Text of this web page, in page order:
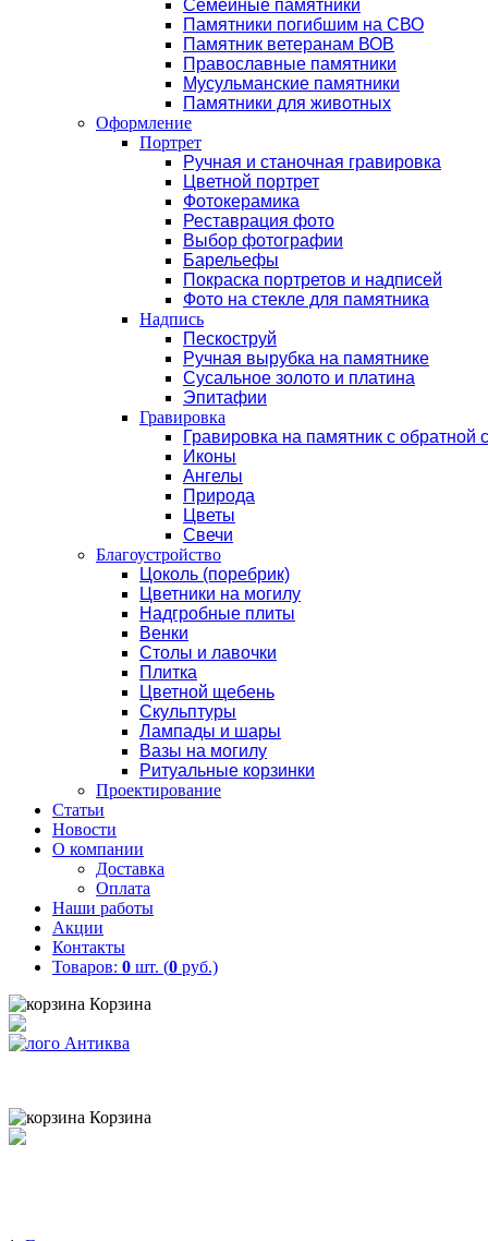
Семейные памятники
Памятники погибшим на СВО
Памятник ветеранам ВОВ
Православные памятники
Мусульманские памятники
Памятники для животных
Оформление
Портрет
Ручная и станочная гравировка
Цветной портрет
Фотокерамика
Реставрация фото
Выбор фотографии
Барельефы
Покраска портретов и надписей
Фото на стекле для памятника
Надпись
Пескоструй
Ручная вырубка на памятнике
Сусальное золото и платина
Эпитафии
Гравировка
Гравировка на памятник с обратной
Иконы
Ангелы
Природа
Цветы
Свечи
Благоустройство
Цоколь (поребрик)
Цветники на могилу
Надгробные плиты
Венки
Столы и лавочки
Плитка
Цветной щебень
Скульптуры
Лампады и шары
Вазы на могилу
Ритуальные корзинки
Проектирование
Статьи
Новости
О компании
Доставка
Оплата
Наши работы
Акции
Контакты
Товаров: 0 шт. (0 руб.)
Корзина
Корзина